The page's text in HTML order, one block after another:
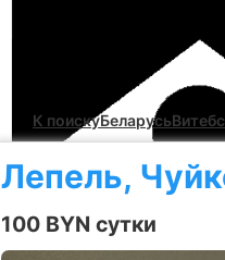
К поискуБеларусь
Лепель,
100 BYN сутки